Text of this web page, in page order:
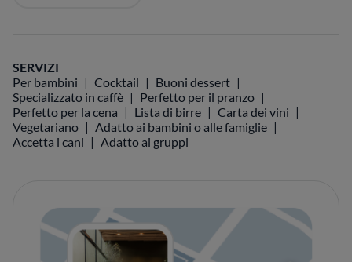
SERVIZI
Per bambini
Cocktail
Buoni dessert
Specializzato in caffè
Perfetto per il pranzo
Perfetto per la cena
Lista di birre
Carta dei vini
Vegetariano
Adatto ai bambini o alle famiglie
Accetta i cani
Adatto ai gruppi